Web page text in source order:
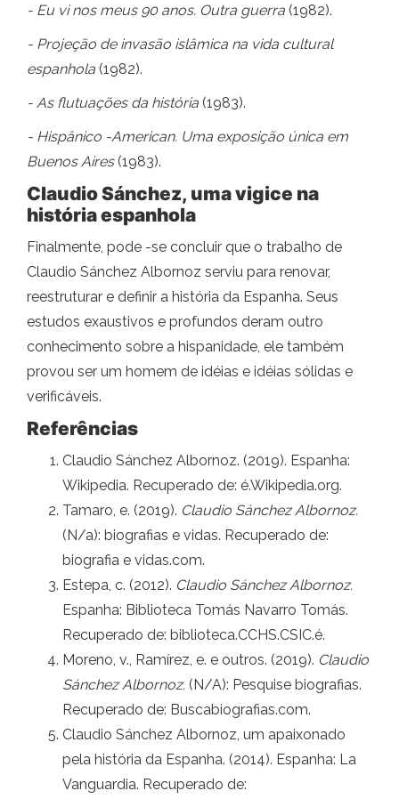
- Eu vi nos meus 90 anos. Outra guerra (1982).
- Projeção de invasão islâmica na vida cultural
espanhola (1982).
- As flutuações da história (1983).
- Hispânico -American. Uma exposição única em
Buenos Aires (1983).
Claudio Sánchez, uma vigice na
história espanhola
Finalmente, pode -se concluir que o trabalho de
Claudio Sánchez Albornoz serviu para renovar,
reestruturar e definir a história da Espanha. Seus
estudos exaustivos e profundos deram outro
conhecimento sobre a hispanidade, ele também
provou ser um homem de idéias e idéias sólidas e
verificáveis.
Referências
Claudio Sánchez Albornoz. (2019). Espanha:
Wikipedia. Recuperado de: é.Wikipedia.org.
Tamaro, e. (2019). Claudio Sánchez Albornoz.
(N/a): biografias e vidas. Recuperado de:
biografia e vidas.com.
Estepa, c. (2012). Claudio Sánchez Albornoz.
Espanha: Biblioteca Tomás Navarro Tomás.
Recuperado de: biblioteca.CCHS.CSIC.é.
Moreno, v., Ramírez, e. e outros. (2019). Claudio
Sánchez Albornoz. (N/A): Pesquise biografias.
Recuperado de: Buscabiografias.com.
Claudio Sánchez Albornoz, um apaixonado
pela história da Espanha. (2014). Espanha: La
Vanguardia. Recuperado de: